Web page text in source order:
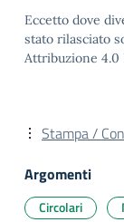
Eccetto dove
stato rilasciato
Attribuzione 4.0
Stampa /
Argomenti
Circolari